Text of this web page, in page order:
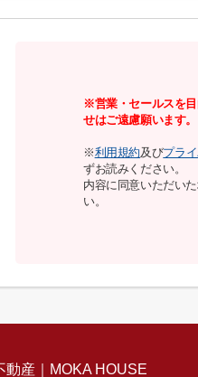
※営業・セールスを
せはご遠慮願います。
※利用規約及びプラ
ずお読みください。
内容に同意いただい
い。
動産｜MOKA HOUSE